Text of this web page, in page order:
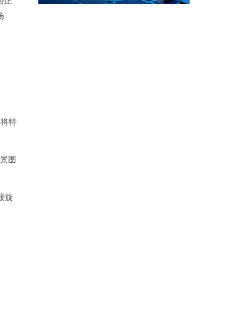
特
图
旋